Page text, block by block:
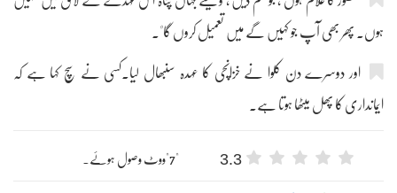
ہوں۔ پھر بھی آپ جو کہیں گے میں تعمیل کروں گا"۔
اور دوسرے دن کلوا نے خزانچی کا عہدہ سنبھال لیا۔کسی نے سچ کہا ہے کہ
ایمانداری کا پھل میٹھا ہوتا ہے۔
3.3 "7"ووٹ وصول ہوئے۔